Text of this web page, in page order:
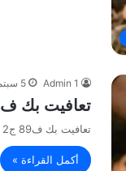
Admin 1 5 سبتمبر، 2023
تعافيت بك ف89 ج2 – رواية تعافيت بك PDF
تعافيت بك ف89 ج2 - رواية تعافيت بك PDF
أكمل القراءة »